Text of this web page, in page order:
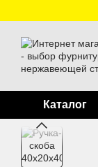
Каталог